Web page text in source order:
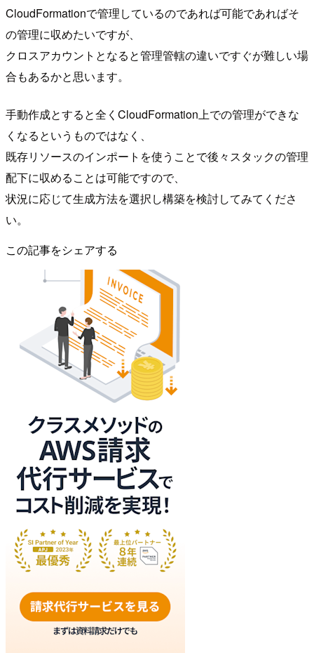
CloudFormationで管理しているのであれば可能であればそ
の管理に収めたいですが、
クロスアカウントとなると管理管轄の違いですぐが難しい場
合もあるかと思います。
手動作成とすると全くCloudFormation上での管理ができな
くなるというものではなく、
既存リソースのインポートを使うことで後々スタックの管理
配下に収めることは可能ですので、
状況に応じて生成方法を選択し構築を検討してみてくださ
い。
この記事をシェアする